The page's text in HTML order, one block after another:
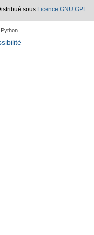
sous Licence GNU GPL.
Python